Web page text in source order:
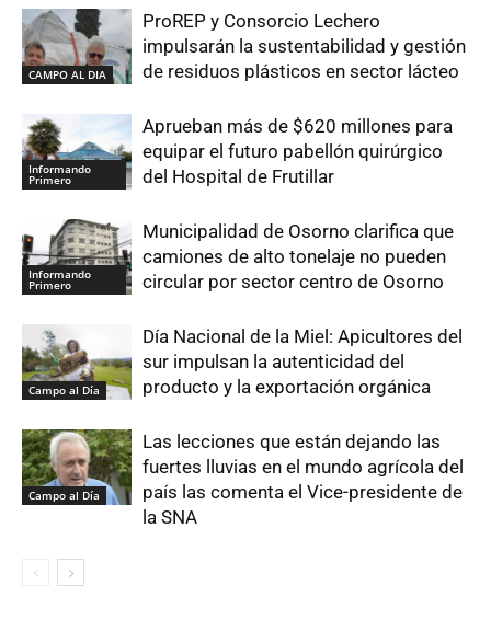
CAMPO AL DIA
ProREP y Consorcio Lechero
impulsarán la sustentabilidad y gestión
de residuos plásticos en sector lácteo
Informando
Primero
Aprueban más de $620 millones para
equipar el futuro pabellón quirúrgico
del Hospital de Frutillar
Informando
Primero
Municipalidad de Osorno clarifica que
camiones de alto tonelaje no pueden
circular por sector centro de Osorno
Campo al Día
Día Nacional de la Miel: Apicultores del
sur impulsan la autenticidad del
producto y la exportación orgánica
Campo al Día
Las lecciones que están dejando las
fuertes lluvias en el mundo agrícola del
país las comenta el Vice-presidente de
la SNA